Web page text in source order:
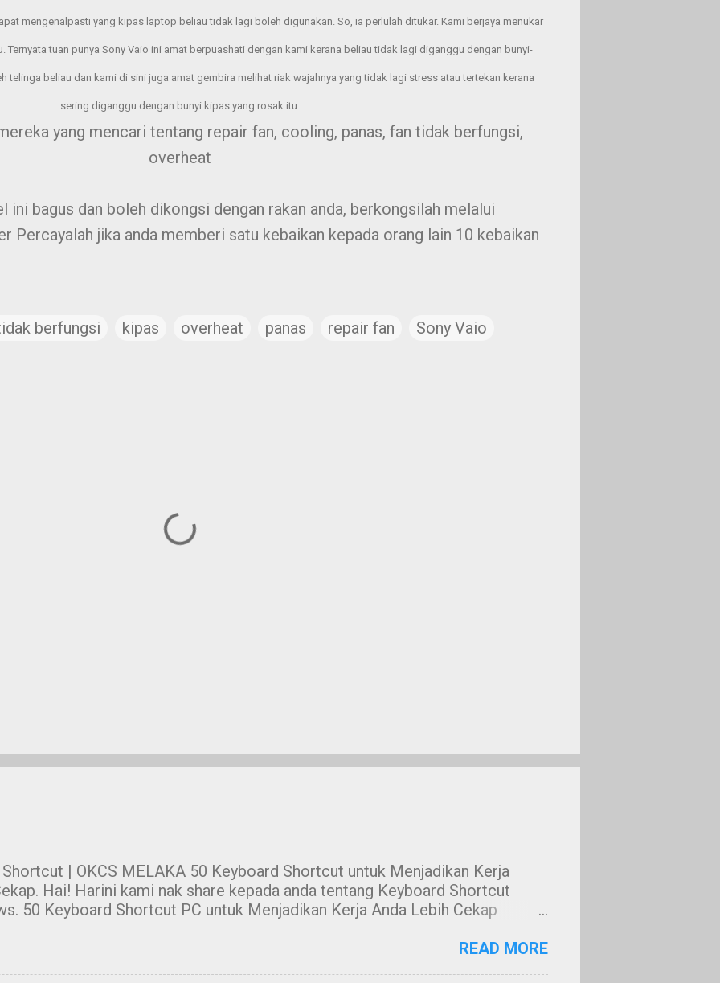
mengenalpasti yang kipas laptop beliau tidak lagi boleh digunakan. So, ia perlulah ditukar. Kami berjaya menukar
Ternyata tuan punya Sony Vaio ini amat berpuashati dengan kami kerana beliau tidak lagi diganggu dengan bunyi-
telinga beliau dan kami di sini juga amat gembira melihat riak wajahnya yang tidak lagi stress atau tertekan kerana
sering diganggu dengan bunyi kipas yang rosak itu.
yang mencari tentang repair fan, cooling, panas, fan tidak berfungsi,
overheat
ini bagus dan boleh dikongsi dengan rakan anda, berkongsilah melalui
Percayalah jika anda memberi satu kebaikan kepada orang lain 10 kebaikan
berfungsi kipas overheat panas repair fan Sony Vaio
| OKCS MELAKA 50 Keyboard Shortcut untuk Menjadikan Kerja
Hai! Harini kami nak share kepada anda tentang Keyboard Shortcut
50 Keyboard Shortcut PC untuk Menjadikan Kerja Anda Lebih Cekap
suatu software. Contohnya, anda perlu tekan butang kiri mouse untuk
READ MORE